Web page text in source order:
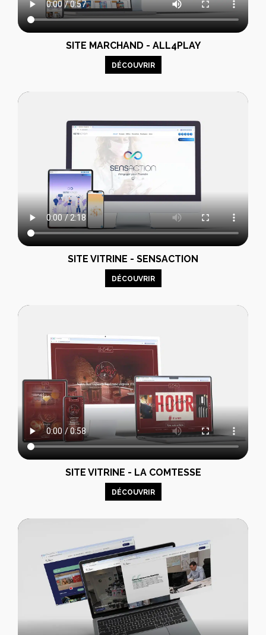
SITE MARCHAND - ALL4PLAY
DÉCOUVRIR
SITE VITRINE - SENSACTION
DÉCOUVRIR
SITE VITRINE - LA COMTESSE
DÉCOUVRIR